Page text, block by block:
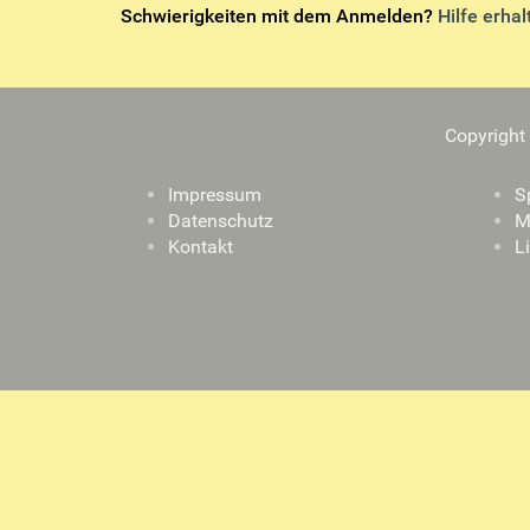
Schwierigkeiten mit dem Anmelden? Hilfe
Copyright
Impressum
Datenschutz
Kontakt